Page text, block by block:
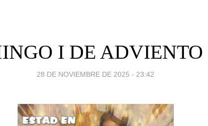
I DE
28 DE NOVIEMBRE DE 2025 - 23:42